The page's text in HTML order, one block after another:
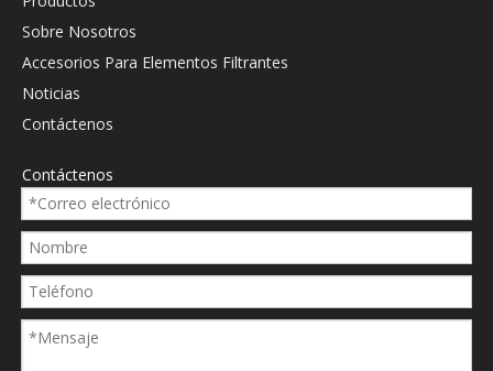
Sobre Nosotros
Accesorios Para Elementos Filtrantes
Noticias
Contáctenos
Contáctenos